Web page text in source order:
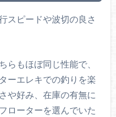
スピードや波切の良さ
らもほぼ同じ性能で、
ーエレキでの釣りを楽
や好み、在庫の有無に
ローターを選んでいた